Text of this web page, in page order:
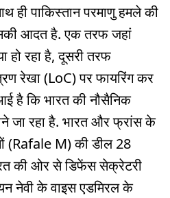
ही पाकिस्तान परमाणु हमले की
आदत है. एक तरफ जहां
हो रहा है, दूसरी तरफ
रेखा (LoC) पर फायरिंग कर
है कि भारत की नौसैनिक
जा रहा है. भारत और फ्रांस के
(Rafale M) की डील 28
की ओर से डिफेंस सेक्रेटरी
नेवी के वाइस एडमिरल के